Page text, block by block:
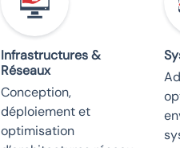
Infrastructures &
Réseaux
Conception,
déploiement et
optimisation